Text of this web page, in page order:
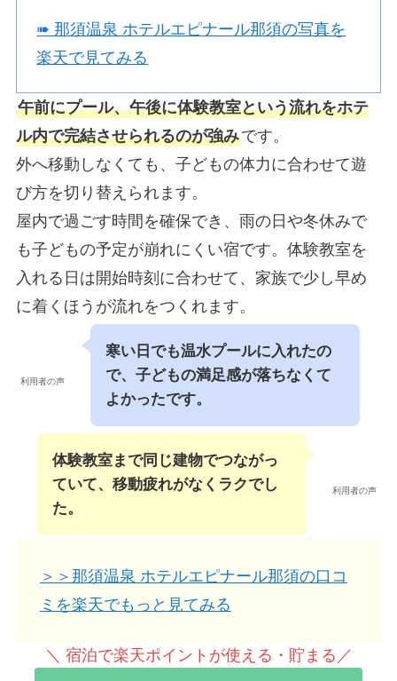
➠ 那須温泉 ホテルエピナール那須の写真を
楽天で見てみる
午前にプール、午後に体験教室という流れをホテ
ル内で完結させられるのが強みです。
外へ移動しなくても、子どもの体力に合わせて遊
び方を切り替えられます。
屋内で過ごす時間を確保でき、雨の日や冬休みで
も子どもの予定が崩れにくい宿です。体験教室を
入れる日は開始時刻に合わせて、家族で少し早め
に着くほうが流れをつくれます。
利用者の声
寒い日でも温水プールに入れたの
で、子どもの満足感が落ちなくて
よかったです。
利用者の声
体験教室まで同じ建物でつながっ
ていて、移動疲れがなくラクでし
た。
＞＞那須温泉 ホテルエピナール那須の口コ
ミを楽天でもっと見てみる
＼ 宿泊で楽天ポイントが使える・貯まる／